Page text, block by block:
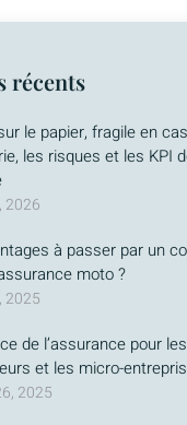
récents
le papier, fragile en
les risques et les KPI
2026
à passer par un
moto ?
2025
de l’assurance pour
et les micro-
2025